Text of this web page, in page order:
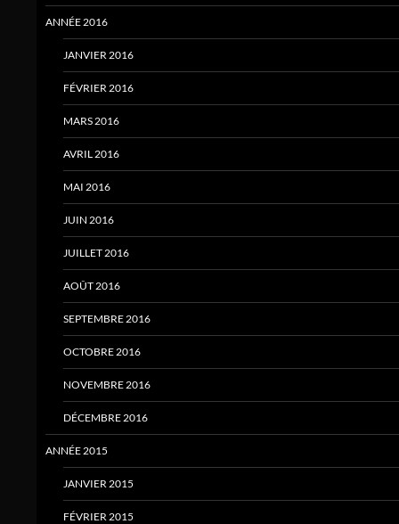
ANNÉE 2016
JANVIER 2016
FÉVRIER 2016
MARS 2016
AVRIL 2016
MAI 2016
JUIN 2016
JUILLET 2016
AOÛT 2016
SEPTEMBRE 2016
OCTOBRE 2016
NOVEMBRE 2016
DÉCEMBRE 2016
ANNÉE 2015
JANVIER 2015
FÉVRIER 2015